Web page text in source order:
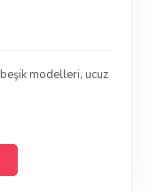
beşik modelleri, ucuz